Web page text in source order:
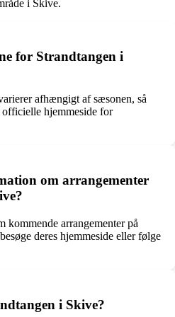
i Skive.
for Strandtangen i
afhængigt af sæsonen, så
officielle hjemmeside for
om arrangementer
arrangementer på
deres hjemmeside eller følge
i Skive?